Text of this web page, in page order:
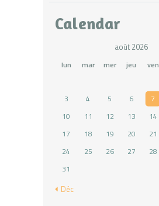
Calendar
août 2026
lun mar mer jeu ven
3
4 5 6 7
10
11 12 13 14
17
18 19 20 21
24
25 26 27 28
31
« Déc